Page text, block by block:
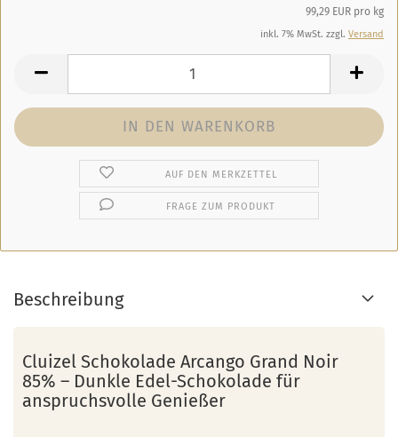
99,29 EUR pro kg
inkl. 7% MwSt. zzgl. Versand
AUF DEN MERKZETTEL
FRAGE ZUM PRODUKT
Beschreibung
Cluizel Schokolade Arcango Grand Noir
85% – Dunkle Edel-Schokolade für
anspruchsvolle Genießer